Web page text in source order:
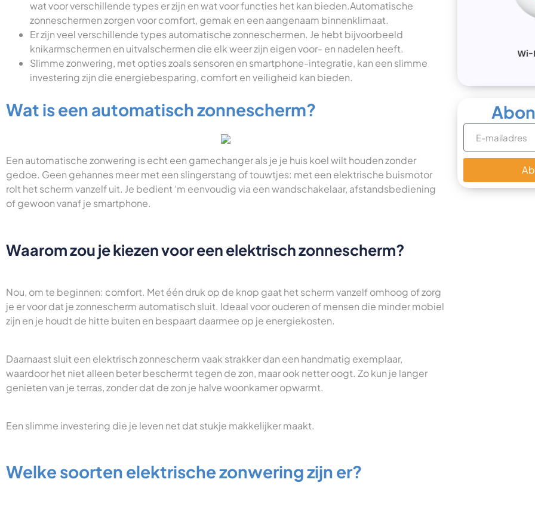
wat voor verschillende types er zijn en wat voor functies het kan bieden.Automatische
zonneschermen zorgen voor comfort, gemak en een aangenaam binnenklimaat.
Er zijn veel verschillende types automatische zonneschermen. Je hebt bijvoorbeeld
knikarmschermen en uitvalschermen die elk weer zijn eigen voor- en nadelen heeft.
Slimme zonwering, met opties zoals sensoren en smartphone-integratie, kan een slimme
investering zijn die energiebesparing, comfort en veiligheid kan bieden.
Wat is een automatisch zonnescherm?
Een automatische zonwering is echt een gamechanger als je je huis koel wilt houden zonder
gedoe. Geen gehannes meer met een slingerstang of touwtjes: met een elektrische buismotor
rolt het scherm vanzelf uit. Je bedient ‘m eenvoudig via een wandschakelaar, afstandsbediening
of gewoon vanaf je smartphone.
Waarom zou je kiezen voor een elektrisch zonnescherm?
Nou, om te beginnen: comfort. Met één druk op de knop gaat het scherm vanzelf omhoog of zorg
je er voor dat je zonnescherm automatisch sluit. Ideaal voor ouderen of mensen die minder mobiel
zijn en je houdt de hitte buiten en bespaart daarmee op je energiekosten.
Daarnaast sluit een elektrisch zonnescherm vaak strakker dan een handmatig exemplaar,
waardoor het niet alleen beter beschermt tegen de zon, maar ook netter oogt. Zo kun je langer
genieten van je terras, zonder dat de zon je halve woonkamer opwarmt.
Een slimme investering die je leven net dat stukje makkelijker maakt.
Welke soorten elektrische zonwering zijn er?